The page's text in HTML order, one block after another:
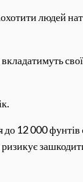
людей
свої
12 000 фунтів